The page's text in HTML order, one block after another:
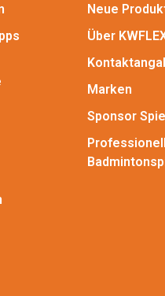
Neue
Über
Marken
Sponsor